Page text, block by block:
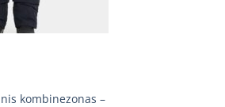
kombinezonas –